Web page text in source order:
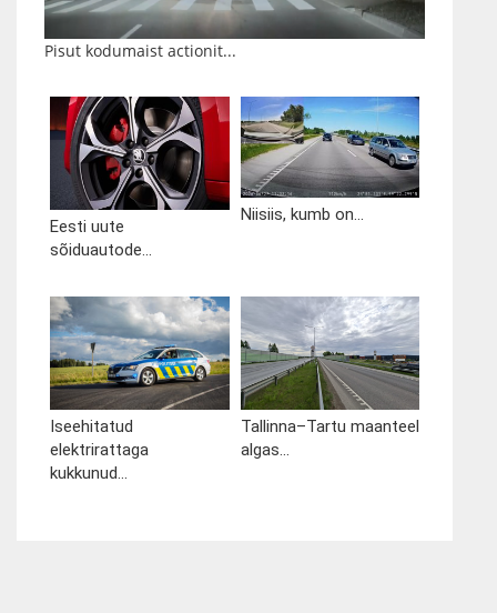
Pisut kodumaist actionit...
Eesti uute
sõiduautode...
Niisiis, kumb on...
Iseehitatud
elektrirattaga
kukkunud...
Tallinna–Tartu maanteel
algas...